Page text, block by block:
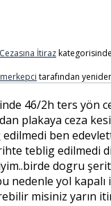
İtirazkategorisinde
tarafından
46/2h ters yön
plakaya ceza
ben
teblig edilmedi
dogru
nedenle yol
misiniz yarın